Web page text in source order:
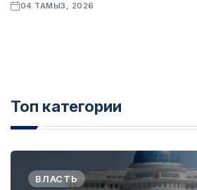
04 ТАМЫЗ, 2026
Топ категории
ВЛАСТЬ